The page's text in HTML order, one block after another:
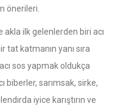
önerileri.
akla ilk gelenlerden biri acı
tat katmanın yanı sıra
sos yapmak oldukça
biberler, sarımsak, sirke,
iyice karıştırın ve